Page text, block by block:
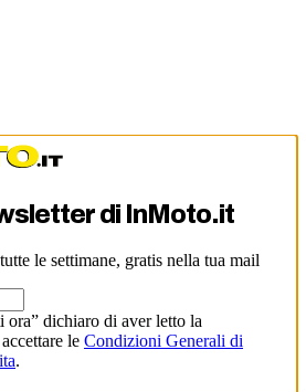
di InMoto.it
le settimane, gratis nella tua mail
ora” dichiaro di aver letto la
le Condizioni Generali di
.